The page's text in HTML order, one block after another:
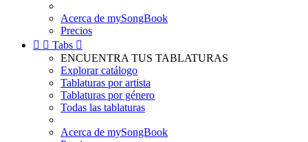
Acerca de mySongBook
Precios
  Tabs 
ENCUENTRA TUS TABLATURAS
Explorar catálogo
Tablaturas por artista
Tablaturas por género
Todas las tablaturas
Acerca de mySongBook